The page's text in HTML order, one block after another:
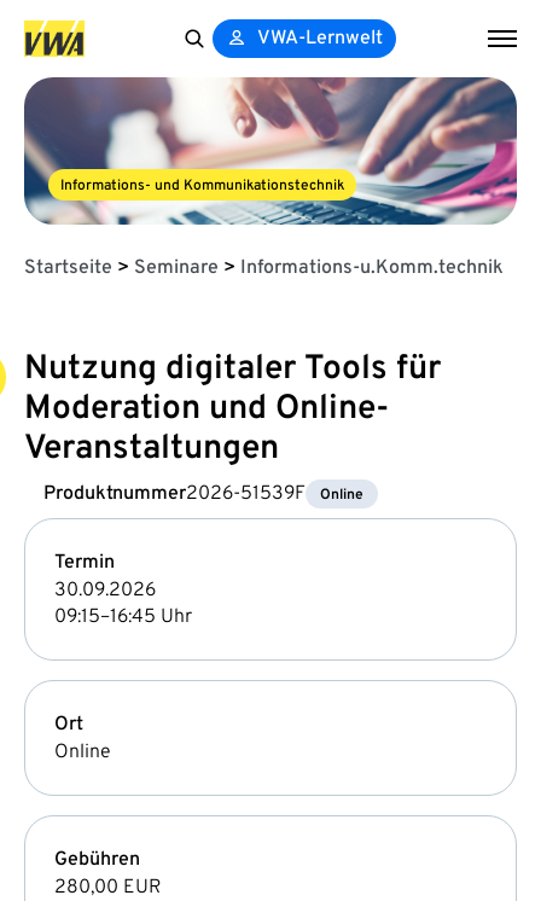
VWA-Lernwelt
Informations- und Kommunikationstechnik
Startseite > Seminare > Informations-u.Komm.technik
Nutzung digitaler Tools für
Moderation und Online-
Veranstaltungen
Produktnummer2026-51539F Online
Termin
30.09.2026
09:15–16:45 Uhr
Ort
Online
Gebühren
280,00 EUR